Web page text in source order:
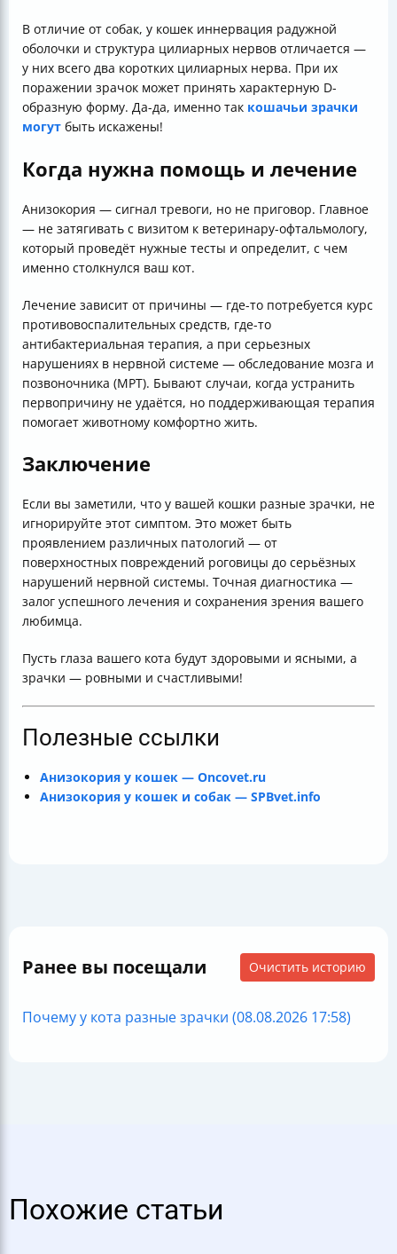
В отличие от собак, у кошек иннервация радужной
оболочки и структура цилиарных нервов отличается —
у них всего два коротких цилиарных нерва. При их
поражении зрачок может принять характерную D-
образную форму. Да-да, именно так кошачьи зрачки
могут быть искажены!
Когда нужна помощь и лечение
Анизокория — сигнал тревоги, но не приговор. Главное
— не затягивать с визитом к ветеринару-офтальмологу,
который проведёт нужные тесты и определит, с чем
именно столкнулся ваш кот.
Лечение зависит от причины — где-то потребуется курс
противовоспалительных средств, где-то
антибактериальная терапия, а при серьезных
нарушениях в нервной системе — обследование мозга и
позвоночника (МРТ). Бывают случаи, когда устранить
первопричину не удаётся, но поддерживающая терапия
помогает животному комфортно жить.
Заключение
Если вы заметили, что у вашей кошки разные зрачки, не
игнорируйте этот симптом. Это может быть
проявлением различных патологий — от
поверхностных повреждений роговицы до серьёзных
нарушений нервной системы. Точная диагностика —
залог успешного лечения и сохранения зрения вашего
любимца.
Пусть глаза вашего кота будут здоровыми и ясными, а
зрачки — ровными и счастливыми!
Полезные ссылки
Анизокория у кошек — Oncovet.ru
Анизокория у кошек и собак — SPBvet.info
Ранее вы посещали Очистить историю
Почему у кота разные зрачки (08.08.2026 17:58)
Похожие статьи